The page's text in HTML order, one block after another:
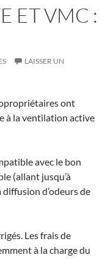
ET VMC :
LAISSER UN
ont
à la ventilation active
avec le bon
(allant jusqu’à
diffusion d’odeurs de
Les frais de
à la charge du